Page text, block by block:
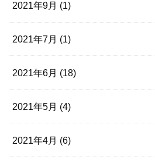
2021年9月 (1)
2021年7月 (1)
2021年6月 (18)
2021年5月 (4)
2021年4月 (6)